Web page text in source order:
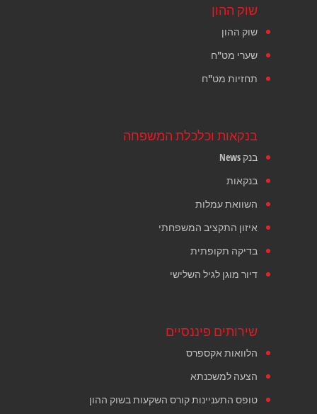
שוק ההון
שוק ההון
שערי מט"ח
תחזיות מט"ח
בנקאות וכלכלת המשפחה
בנק News
בנקאות
השוואת עמלות
איזון התקציב המשפחתי
בדיקה תקופתית
דיור מוגן לגיל השלישי
שירותים פיננסיים
הלוואות אקספרס
הצעה למשכנתא
טופס התעניינות קורס השקעות בשוק ההון